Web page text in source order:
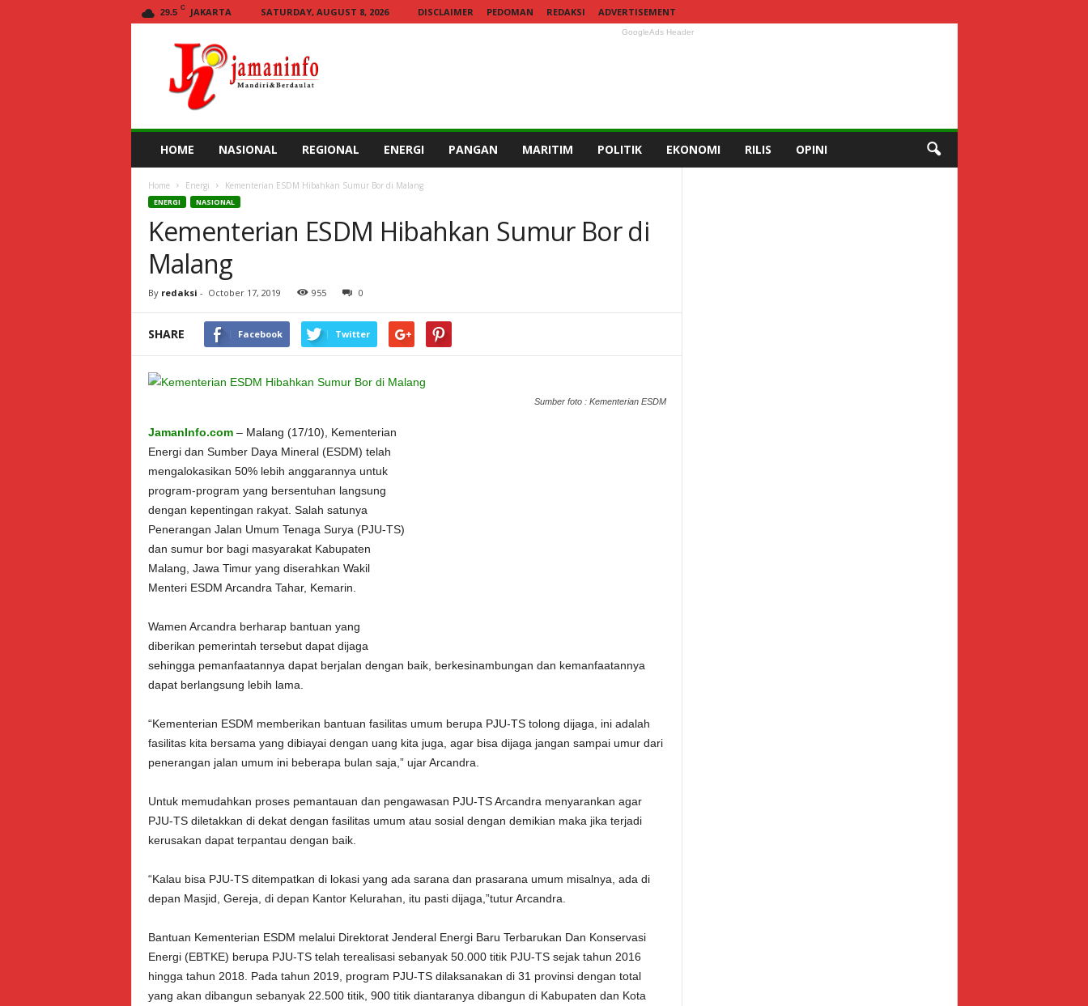
29.5 C JAKARTA SATURDAY, AUGUST 8, 2026 DISCLAIMER PEDOMAN REDAKSI ADVERTISEMENT
GoogleAds Header
HOME NASIONAL REGIONAL ENERGI PANGAN MARITIM POLITIK EKONOMI RILIS OPINI
Home Energi Kementerian ESDM Hibahkan Sumur Bor di Malang
ENERGI NASIONAL
Kementerian ESDM Hibahkan Sumur Bor di
Malang
By redaksi - October 17, 2019 955 0
SHARE Facebook Twitter
Sumber foto : Kementerian ESDM
JamanInfo.com– Malang (17/10), Kementerian
Energi dan Sumber Daya Mineral (ESDM) telah
mengalokasikan 50% lebih anggarannya untuk
program-program yang bersentuhan langsung
dengan kepentingan rakyat. Salah satunya
Penerangan Jalan Umum Tenaga Surya (PJU-TS)
dan sumur bor bagi masyarakat Kabupaten
Malang, Jawa Timur yang diserahkan Wakil
Menteri ESDM Arcandra Tahar, Kemarin.
Wamen Arcandra berharap bantuan yang
diberikan pemerintah tersebut dapat dijaga
sehingga pemanfaatannya dapat berjalan dengan baik, berkesinambungan dan kemanfaatannya
dapat berlangsung lebih lama.
“Kementerian ESDM memberikan bantuan fasilitas umum berupa PJU-TS tolong dijaga, ini adalah
fasilitas kita bersama yang dibiayai dengan uang kita juga, agar bisa dijaga jangan sampai umur dari
penerangan jalan umum ini beberapa bulan saja,” ujar Arcandra.
Untuk memudahkan proses pemantauan dan pengawasan PJU-TS Arcandra menyarankan agar
PJU-TS diletakkan di dekat dengan fasilitas umum atau sosial dengan demikian maka jika terjadi
kerusakan dapat terpantau dengan baik.
“Kalau bisa PJU-TS ditempatkan di lokasi yang ada sarana dan prasarana umum misalnya, ada di
depan Masjid, Gereja, di depan Kantor Kelurahan, itu pasti dijaga,”tutur Arcandra.
Bantuan Kementerian ESDM melalui Direktorat Jenderal Energi Baru Terbarukan Dan Konservasi
Energi (EBTKE) berupa PJU-TS telah terealisasi sebanyak 50.000 titik PJU-TS sejak tahun 2016
hingga tahun 2018. Pada tahun 2019, program PJU-TS dilaksanakan di 31 provinsi dengan total
yang akan dibangun sebanyak 22.500 titik, 900 titik diantaranya dibangun di Kabupaten dan Kota